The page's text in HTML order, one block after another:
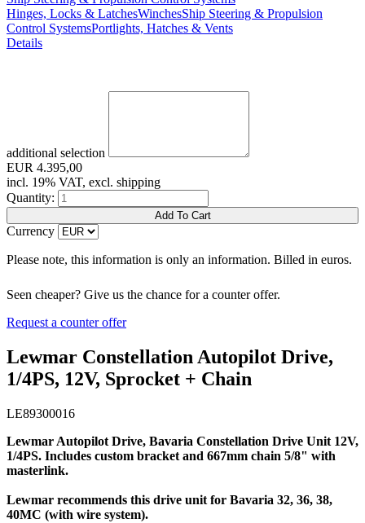
Hinges, Locks & LatchesWinchesShip Steering & Propulsion
Control SystemsPortlights, Hatches & Vents
Details
additional selection
EUR 4.395,00
incl. 19% VAT, excl. shipping
Quantity:
Currency
Please note, this information is only an information. Billed in euros.
Seen cheaper? Give us the chance for a counter offer.
Request a counter offer
Lewmar Constellation Autopilot Drive,
1/4PS, 12V, Sprocket + Chain
LE89300016
Lewmar Autopilot Drive, Bavaria Constellation Drive Unit 12V,
1/4PS. Includes custom bracket and 667mm chain 5/8" with
masterlink.
Lewmar recommends this drive unit for Bavaria 32, 36, 38,
40MC (with wire system).